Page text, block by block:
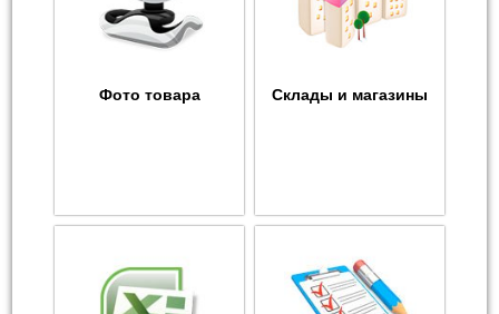
Фото товара Склады и магазины